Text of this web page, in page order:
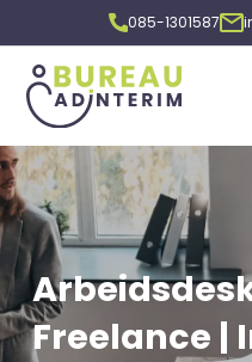
085-1301587
Freelance |